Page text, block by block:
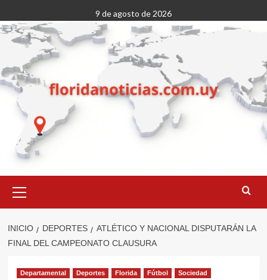
al
contenido
9 de agosto de 2026
primario
INICIO DEPORTES
ATLÉTICO Y NACIONAL DISPUTARÁN LA
FINAL DEL CAMPEONATO CLAUSURA
Departamental Deportes Florida Fútbol Sociedad